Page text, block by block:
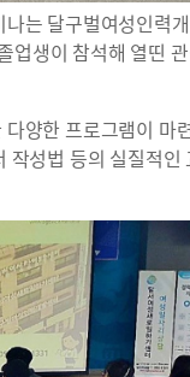
는 달구벌여성인력
업생이 참석해 열띤
양한 프로그램이 마
성법 등의 실질적인